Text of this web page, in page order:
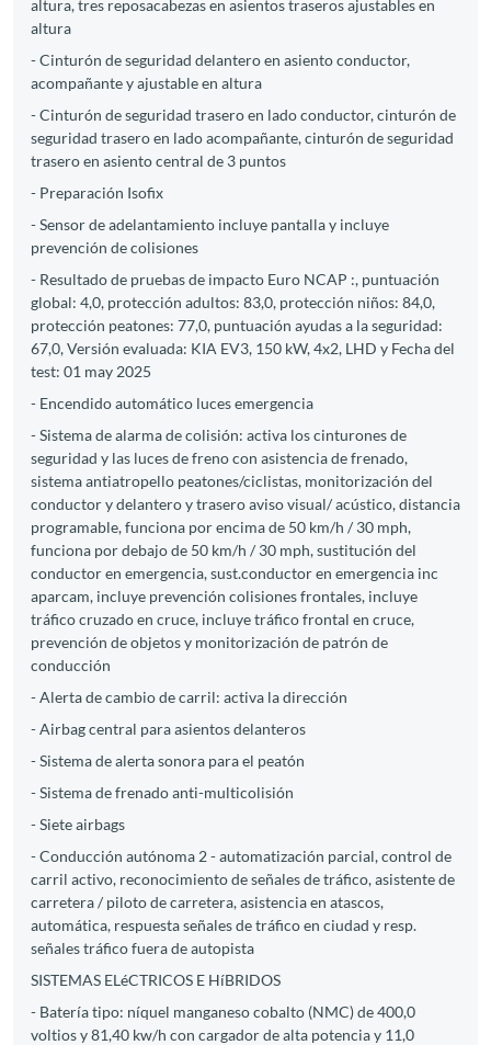
altura, tres reposacabezas en asientos traseros ajustables en
altura
- Cinturón de seguridad delantero en asiento conductor,
acompañante y ajustable en altura
- Cinturón de seguridad trasero en lado conductor, cinturón de
seguridad trasero en lado acompañante, cinturón de seguridad
trasero en asiento central de 3 puntos
- Preparación Isofix
- Sensor de adelantamiento incluye pantalla y incluye
prevención de colisiones
- Resultado de pruebas de impacto Euro NCAP :, puntuación
global: 4,0, protección adultos: 83,0, protección niños: 84,0,
protección peatones: 77,0, puntuación ayudas a la seguridad:
67,0, Versión evaluada: KIA EV3, 150 kW, 4x2, LHD y Fecha del
test: 01 may 2025
- Encendido automático luces emergencia
- Sistema de alarma de colisión: activa los cinturones de
seguridad y las luces de freno con asistencia de frenado,
sistema antiatropello peatones/ciclistas, monitorización del
conductor y delantero y trasero aviso visual/ acústico, distancia
programable, funciona por encima de 50 km/h / 30 mph,
funciona por debajo de 50 km/h / 30 mph, sustitución del
conductor en emergencia, sust.conductor en emergencia inc
aparcam, incluye prevención colisiones frontales, incluye
tráfico cruzado en cruce, incluye tráfico frontal en cruce,
prevención de objetos y monitorización de patrón de
conducción
- Alerta de cambio de carril: activa la dirección
- Airbag central para asientos delanteros
- Sistema de alerta sonora para el peatón
- Sistema de frenado anti-multicolisión
- Siete airbags
- Conducción autónoma 2 - automatización parcial, control de
carril activo, reconocimiento de señales de tráfico, asistente de
carretera / piloto de carretera, asistencia en atascos,
automática, respuesta señales de tráfico en ciudad y resp.
señales tráfico fuera de autopista
SISTEMAS ELéCTRICOS E HíBRIDOS
- Batería tipo: níquel manganeso cobalto (NMC) de 400,0
voltios y 81,40 kw/h con cargador de alta potencia y 11,0